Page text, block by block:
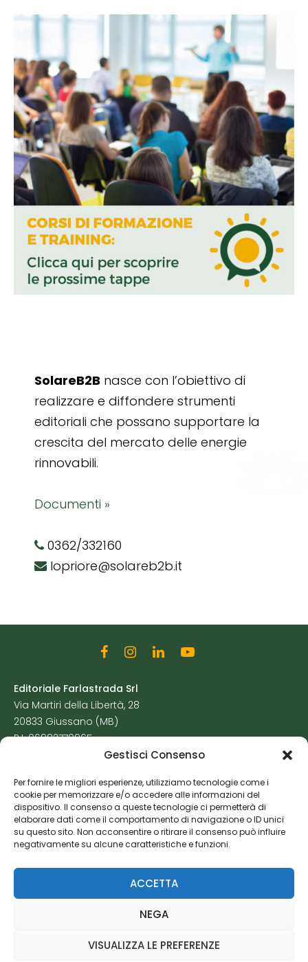
Gestisci Consenso
Per fornire le migliori esperienze, utilizziamo tecnologie come i
cookie per memorizzare e/o accedere alle informazioni del
dispositivo. Il consenso a queste tecnologie ci permetterà di
elaborare dati come il comportamento di navigazione o ID unici
su questo sito. Non acconsentire o ritirare il consenso può influire
negativamente su alcune caratteristiche e funzioni.
ACCETTA
NEGA
VISUALIZZA LE PREFERENZE
SolareB2B nasce con l’obiettivo di
realizzare e diffondere strumenti
editoriali che possano supportare la
crescita del mercato delle energie
rinnovabili.
Documenti »
0362/332160
lopriore@solareb2b.it
Editoriale Farlastrada Srl
Via Martiri della Libertà, 28
20833 Giussano (MB)
P.I. 06982770965
Cookie Policy
Risorse Aggiuntive